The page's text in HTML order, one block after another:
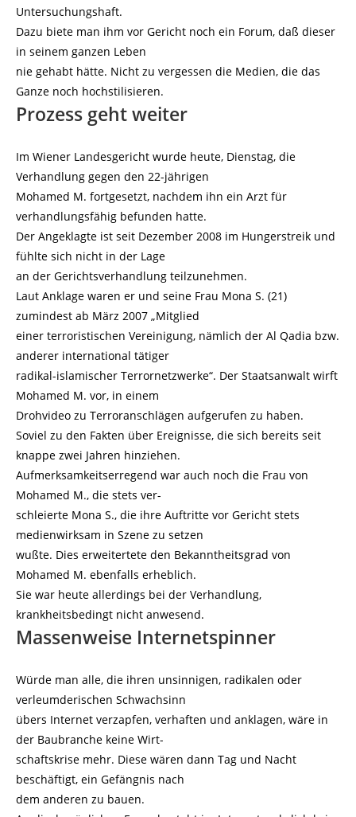
Untersuchungshaft.
Dazu biete man ihm vor Gericht noch ein Forum, daß dieser
in seinem ganzen Leben
nie gehabt hätte. Nicht zu vergessen die Medien, die das
Ganze noch hochstilisieren.
Prozess geht weiter
Im Wiener Landesgericht wurde heute, Dienstag, die
Verhandlung gegen den 22-jährigen
Mohamed M. fortgesetzt, nachdem ihn ein Arzt für
verhandlungsfähig befunden hatte.
Der Angeklagte ist seit Dezember 2008 im Hungerstreik und
fühlte sich nicht in der Lage
an der Gerichtsverhandlung teilzunehmen.
Laut Anklage waren er und seine Frau Mona S. (21)
zumindest ab März 2007 „Mitglied
einer terroristischen Vereinigung, nämlich der Al Qadia bzw.
anderer international tätiger
radikal-islamischer Terrornetzwerke“. Der Staatsanwalt wirft
Mohamed M. vor, in einem
Drohvideo zu Terroranschlägen aufgerufen zu haben.
Soviel zu den Fakten über Ereignisse, die sich bereits seit
knappe zwei Jahren hinziehen.
Aufmerksamkeitserregend war auch noch die Frau von
Mohamed M., die stets ver-
schleierte Mona S., die ihre Auftritte vor Gericht stets
medienwirksam in Szene zu setzen
wußte. Dies erweitertete den Bekanntheitsgrad von
Mohamed M. ebenfalls erheblich.
Sie war heute allerdings bei der Verhandlung,
krankheitsbedingt nicht anwesend.
Massenweise Internetspinner
Würde man alle, die ihren unsinnigen, radikalen oder
verleumderischen Schwachsinn
übers Internet verzapfen, verhaften und anklagen, wäre in
der Baubranche keine Wirt-
schaftskrise mehr. Diese wären dann Tag und Nacht
beschäftigt, ein Gefängnis nach
dem anderen zu bauen.